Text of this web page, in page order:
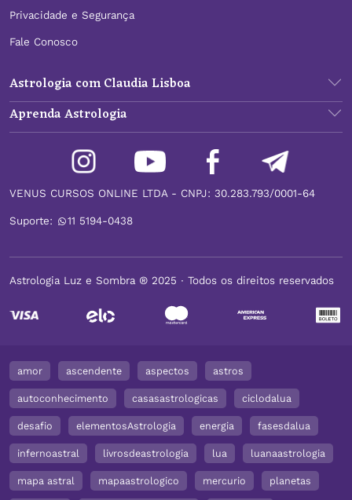
Privacidade e Segurança
Fale Conosco
Astrologia com Claudia Lisboa
Aprenda Astrologia
VENUS CURSOS ONLINE LTDA - CNPJ: 30.283.793/0001-64
Suporte: 11 5194-0438
Astrologia Luz e Sombra ® 2025 ∙ Todos os direitos reservados
amor ascendente aspectos astros
autoconhecimento casasastrologicas ciclodalua
desafio elementosAstrologia energia fasesdalua
infernoastral livrosdeastrologia lua luanaastrologia
mapa astral mapaastrologico mercurio planetas